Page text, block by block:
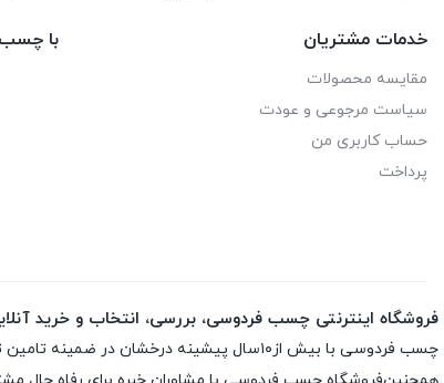
خدمات مشتریان
مقایسه محصولات
سیاست مرجوعی و عودت
حساب کاربری من
پرداخت
با
فروشگاه اینترنتی چسب فردوسی، بررسی، انتخاب و خرید
چسب فردوسی با بیش از۱۰سال پیشینه درخشان در ضمینه تامین توضیع و پخش چسب و اسپری های تخصصی ارائه انواع اسپری ها و چسب های اورجینال و اصلی باضمانت اصلی بودن کالاست